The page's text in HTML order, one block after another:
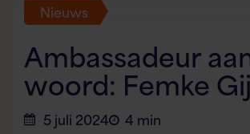
Nieuws
Ambassadeur
woord: Femke
5 juli 2024 4 min